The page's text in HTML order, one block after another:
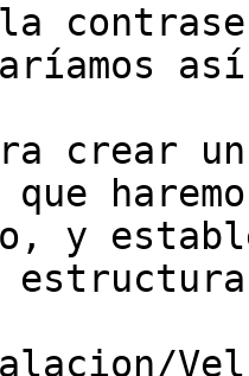
crear